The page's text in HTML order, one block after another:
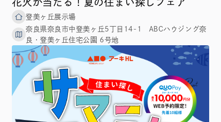
花火が当たる！夏の住まい探しフェア
登美ヶ丘展示場
奈良県奈良市中登美ヶ丘5丁目14-1 ABCハウジング奈
良・登美ヶ丘住宅公園 6号地